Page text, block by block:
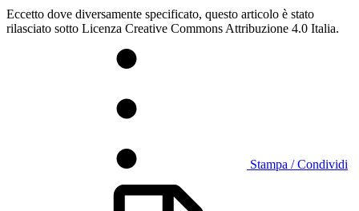
Eccetto dove diversamente specificato, questo articolo è stato
rilasciato sotto Licenza Creative Commons Attribuzione 4.0 Italia.
Stampa / Condividi